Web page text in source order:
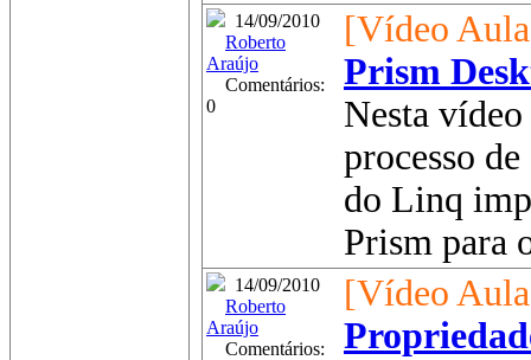
14/09/2010
Roberto
Araújo
Comentários:
0
[Vídeo
Prism
Nesta
processo
do Linq
Prism para
14/09/2010
Roberto
Araújo
Comentários:
[Vídeo